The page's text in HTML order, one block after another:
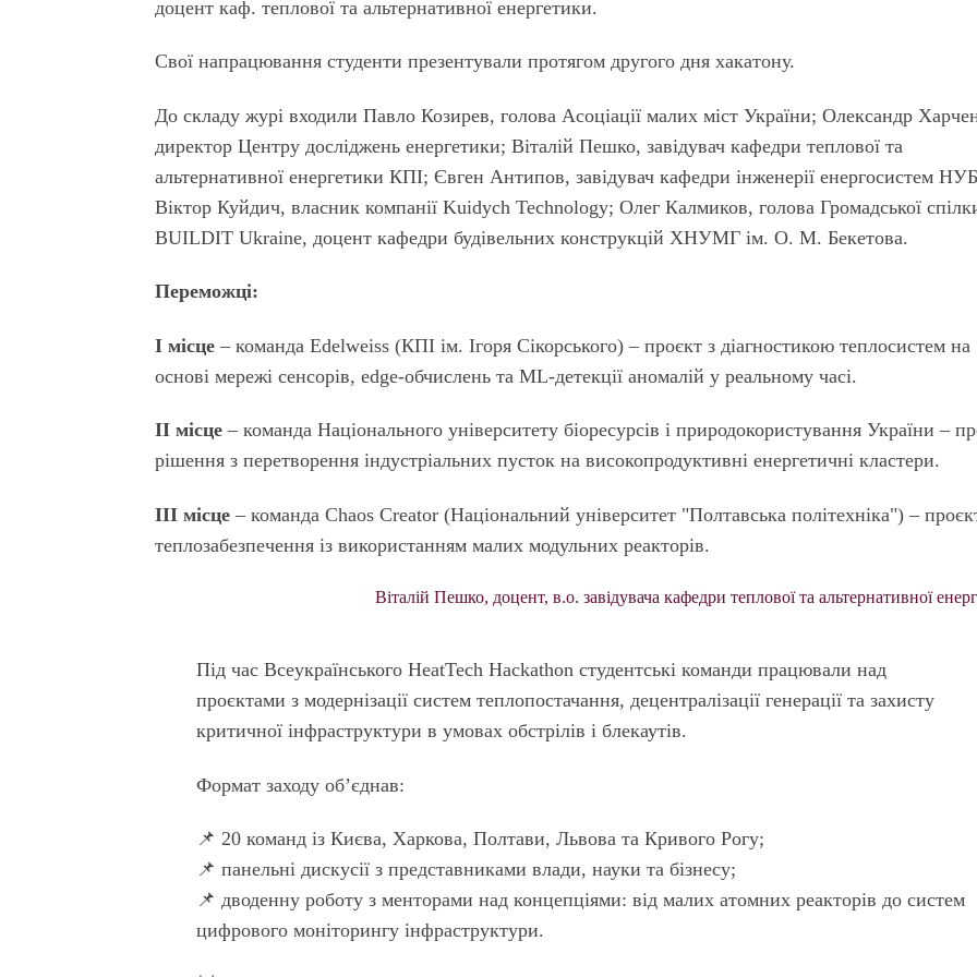
доцент каф. теплової та альтернативної енергетики.
Свої напрацювання студенти презентували протягом другого дня хакатону.
До складу журі входили Павло Козирев, голова Асоціації малих міст Укра­їни; Олександр
директор Центру досліджень енергетики; Віталій Пешко, завідувач кафедри теплової та
альтернативної енергетики КПІ; Євген Антипов, завідувач кафедри інженерії енергосистем
Віктор Куйдич, власник компанії Kuidych Technology; Олег Калмиков, голова Громадської
BUILDIT Ukraine, доцент кафедри будівельних кон­струкцій ХНУМГ ім. О. М. Бекетова.
Переможці:
І місце – команда Edelweiss (КПІ ім. Ігоря Сікорського) – проєкт з діагностикою теп­лосистем на
основі мережі сенсорів, edge-обчислень та ML-детекції аномалій у реальному часі.
ІІ місце – команда Національного університету біоресурсів і природокористування України –
рішення з перетворення індустріальних пусток на високопродуктивні енергетичні кластери.
ІІІ місце – команда Chaos Creator (Національний університет "Полтавська політех­ніка") –
теплозабезпечення із використанням малих модульних реакторів.
Віталій Пешко, доцент, в.о. завідувача кафедри теплової та альтернативної
Під час Всеукраїнського HeatTech Hackathon студентські команди працювали над
проєктами з модернізації систем теплопостачання, децентралізації генерації та захисту
критичної інфраструктури в умовах обстрілів і блекаутів.
Формат заходу об’єднав:
📌 20 команд із Києва, Харкова, Полтави, Львова та Кривого Рогу;
📌 панельні дискусії з представниками влади, науки та бізнесу;
📌 дводенну роботу з менторами над концепціями: від малих атомних реакторів до систем
цифрового моніторингу інфраструктури.